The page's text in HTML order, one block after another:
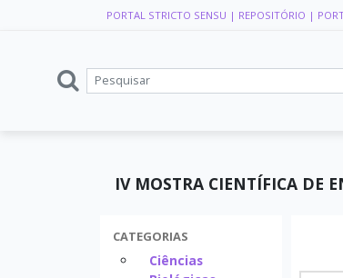
PORTAL STRICTO SENSU | REPOSITÓRIO |
IV MOSTRA CIENTÍFICA DE
CATEGORIAS
Ciências